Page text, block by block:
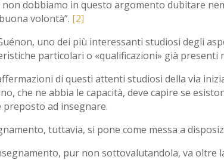
non dobbiamo in questo argomento dubitare
volontà”. [2]
uno dei più interessanti studiosi degli
particolari o «qualificazioni» già presenti
di questi attenti studiosi della via
che ne abbia le capacità, deve capire se
preposto ad insegnare.
tuttavia, si pone come messa a
pur non sottovalutandola, va oltre